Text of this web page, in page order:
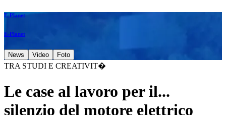
E-Planet
E-Planet
News Video Foto
TRA STUDI E CREATIVIT�
Le case al lavoro per il...
silenzio del motore elettrico